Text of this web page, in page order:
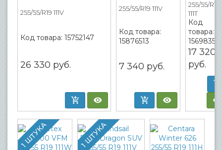
255/55/R19 111V
Код товара: 15752147
26 330 руб.
255/55/R19 111V
Код товара:
15876513
7 340 руб.
255/55/R19
111T
Код
товара:
15698359
17 320
руб.
1 ШТУКА 1 ШТУКА